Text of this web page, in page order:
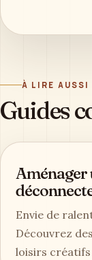
À LIRE AUSSI
Guides
Envie de
Découvrez
loisirs créatifs